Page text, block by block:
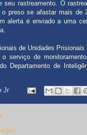
seu rastreamento. O
preso se afastar mais de
alerta é enviado a uma
de Unidades
serviço de
Departamento de
Jr